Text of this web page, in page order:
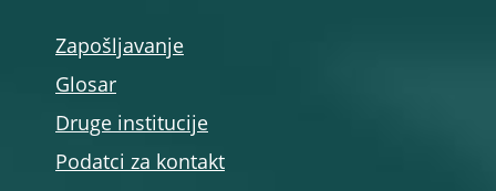
Zapošljavanje
Glosar
Druge institucije
Podatci za kontakt